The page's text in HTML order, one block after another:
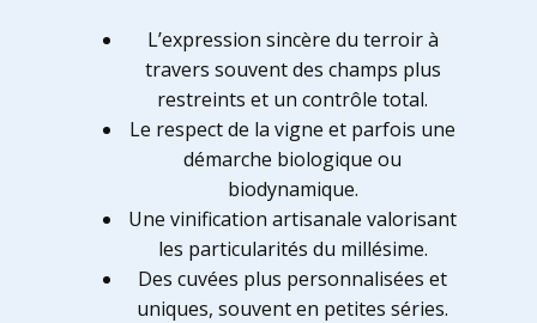
L’expression sincère du terroir à
travers souvent des champs plus
restreints et un contrôle total.
Le respect de la vigne et parfois une
démarche biologique ou
biodynamique.
Une vinification artisanale valorisant
les particularités du millésime.
Des cuvées plus personnalisées et
uniques, souvent en petites séries.